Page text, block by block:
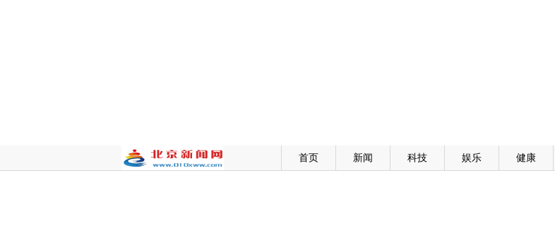
首页 新闻 科技 娱乐 健康